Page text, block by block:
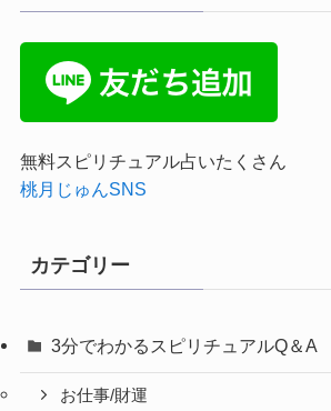
無料スピリチュアル占いたくさん
桃月じゅんSNS
カテゴリー
3分でわかるスピリチュアルQ＆A
お仕事/財運